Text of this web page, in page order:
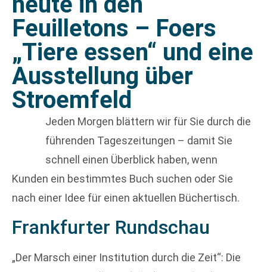
Feuilletons – Foers
„Tiere essen“ und eine
Ausstellung über
Stroemfeld
Jeden Morgen blättern wir für Sie durch die
führenden Tageszeitungen – damit Sie
schnell einen Überblick haben, wenn
Kunden ein bestimmtes Buch suchen oder Sie
nach einer Idee für einen aktuellen Büchertisch.
Frankfurter Rundschau
„Der Marsch einer Institution durch die Zeit“: Die